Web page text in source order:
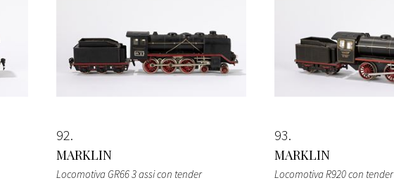
92
MARKLIN
Locomotiva GR66 3 assi con tender
93
MARKLIN
Locomotiva R920 con tender